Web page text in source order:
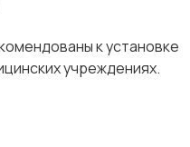
к установке
учреждениях.